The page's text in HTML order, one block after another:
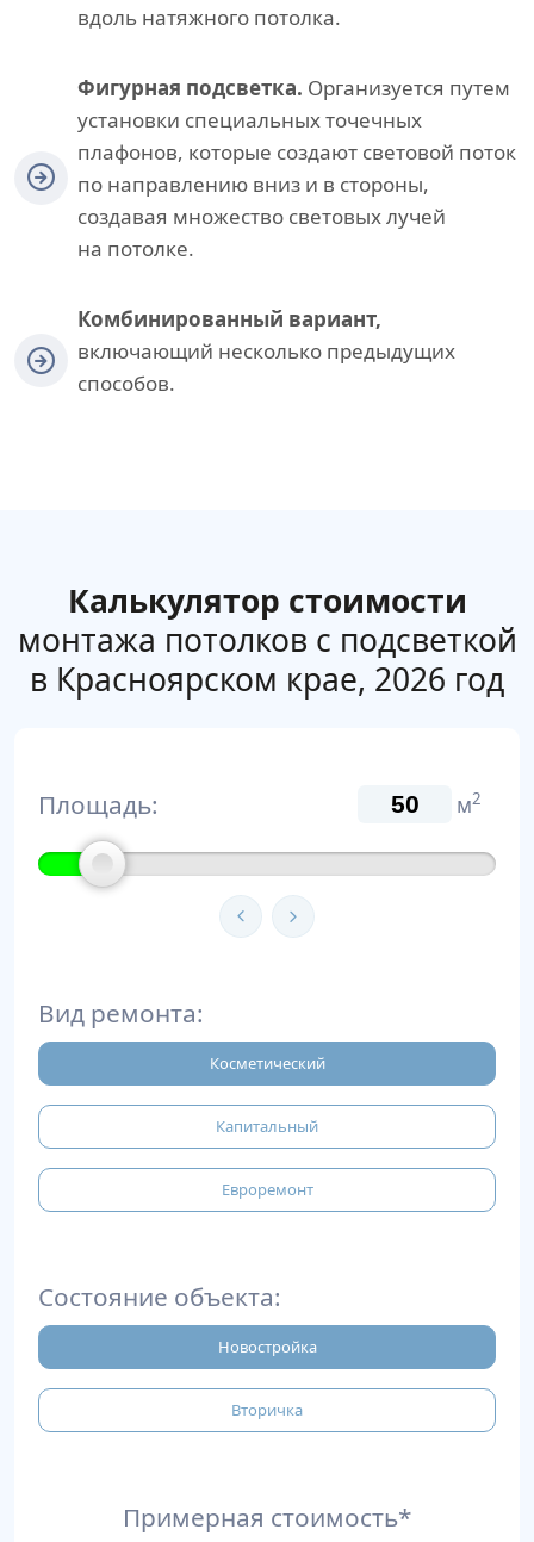
вдоль натяжного потолка.
Фигурная подсветка. Организуется путем
установки специальных точечных
плафонов, которые создают световой поток
по направлению вниз и в стороны,
создавая множество световых лучей
на потолке.
Комбинированный вариант,
включающий несколько предыдущих
способов.
Калькулятор стоимости
монтажа потолков с подсветкой
в Красноярском крае, 2026 год
Площадь: м2
Вид ремонта:
Косметический
Капитальный
Евроремонт
Состояние объекта:
Новостройка
Вторичка
Примерная стоимость*